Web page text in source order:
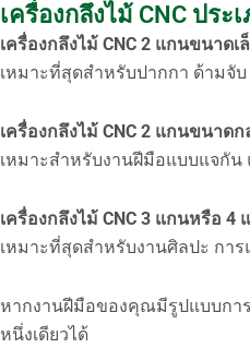
เครื่องกลึงไม้ CNC ปร
เครื่องกลึงไม้ CNC 2 แกนขนาดเ
เหมาะที่สุดสำหรับปากกา ด้ามจั
เครื่องกลึงไม้ CNC 2 แกนขนาดก
เหมาะสำหรับงานฝีมือแบบแจกั
เครื่องกลึงไม้ CNC 3 แกนหรือ 4
เหมาะที่สุดสำหรับงานศิลปะ กา
หากงานฝีมือของคุณมีรูปแบบกา
หนึ่งเดียวได้